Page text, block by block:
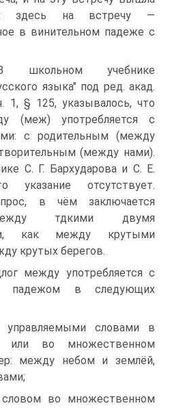
здесь на встречу —
в винительном падеже с
школьном учебнике
языка" под ред. акад.
§ 125, указывалось, что
(меж) употребляется с
с родительным (между
(между нами).
С. Г. Бархударова и С. Е.
указание отсутствует.
в чём заключается
тдкими двумя
как между крутыми
крутых берегов.
между употребляется с
падежом в следующих
словами в
или во множественном
между небом и землёй,
во множественном